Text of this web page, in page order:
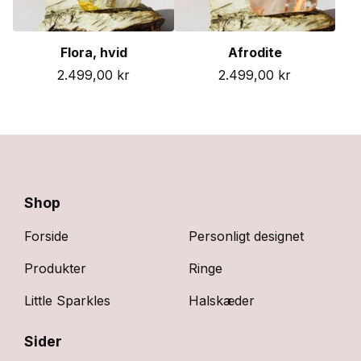
Flora, hvid
2.499,00 kr
Afrodite
2.499,00 kr
Shop
Forside
Produkter
Little Sparkles
Personligt designet
Ringe
Halskæder
Sider